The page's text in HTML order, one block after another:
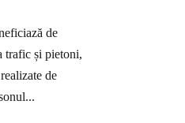
de
trafic și pietoni,
de